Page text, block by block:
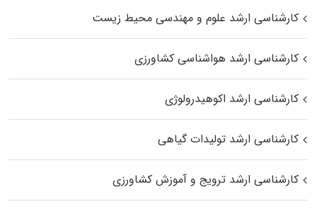
کارشناسی ارشد علوم و مهندسی محیط زیست
کارشناسی ارشد هواشناسی کشاورزی
کارشناسی ارشد اکوهیدرولوژی
کارشناسی ارشد تولیدات گیاهی
کارشناسی ارشد ترویج و آموزش کشاورزی